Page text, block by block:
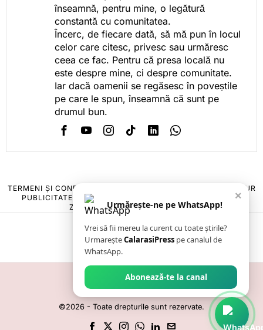
înseamnă, pentru mine, o legătură
constantă cu comunitatea.
Încerc, de fiecare dată, să mă pun în locul
celor care citesc, privesc sau urmăresc
ceea ce fac. Pentru că presa locală nu
este despre mine, ci despre comunitate.
Iar dacă oamenii se regăsesc în poveștile
pe care le spun, înseamnă că sunt pe
drumul bun.
TERMENI ȘI CONDIȚII
POLITICA DE ANULARE & RETUR
PUBLICITATE ONLINE & TIPĂRITĂ
CONTACT
ZIARUL ANUNȚUL CĂLĂRĂȘEAN
©2026 - Toate drepturile sunt rezervate.
×
Urmărește-ne pe WhatsApp!
Vrei să fii mereu la curent cu toate știrile?
UrmareșteCalarasiPress pe canalul de
WhatsApp.
Abonează-te la canal